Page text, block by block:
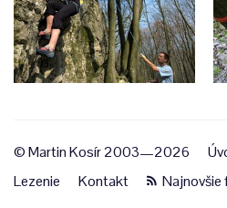
© Martin Kosír 2003—2026
Lezenie
Kontakt